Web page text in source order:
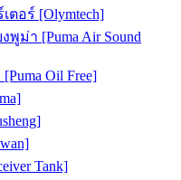
ตอร์ [Olymtech]
ม่า [Puma Air Sound
Oil Free]
Tank]